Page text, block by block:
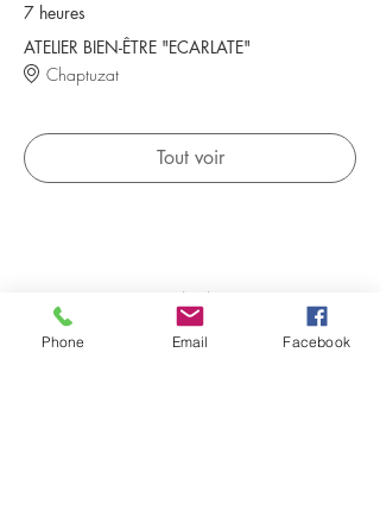
7 heures
ATELIER BIEN-ÊTRE "ECARLATE"
Chaptuzat
Tout voir
Partager cet événement
Phone Email Facebook